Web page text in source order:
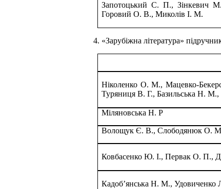
Запотоцький С. П.,
Горовий О. В., Миколів І. М.
4. «Зарубіжна література»
Ніколенко О. М., Мацевко-
Туряниця В. Г., Базильська Н.
Міляновська Н. Р
Волощук Є. В., Слободянюк О.
Ковбасенко Ю. І., Первак О. П.,
Кадоб’янська Н. М., Удовиченко